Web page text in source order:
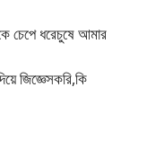
চেপে ধরেচুষে আমার
জিজ্ঞেসকরি,কি